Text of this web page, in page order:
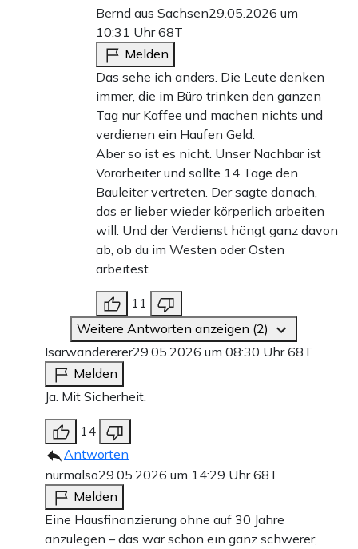
Bernd aus Sachsen29.05.2026 um
10:31 Uhr68T
Melden
Das sehe ich anders. Die Leute denken
immer, die im Büro trinken den ganzen
Tag nur Kaffee und machen nichts und
verdienen ein Haufen Geld.
Aber so ist es nicht. Unser Nachbar ist
Vorarbeiter und sollte 14 Tage den
Bauleiter vertreten. Der sagte danach,
das er lieber wieder körperlich arbeiten
will. Und der Verdienst hängt ganz davon
ab, ob du im Westen oder Osten
arbeitest
11
Weitere Antworten anzeigen (2)
Isarwandererer29.05.2026 um 08:30 Uhr68T
Melden
Ja. Mit Sicherheit.
14
Antworten
nurmalso29.05.2026 um 14:29 Uhr68T
Melden
Eine Hausfinanzierung ohne auf 30 Jahre
anzulegen – das war schon ein ganz schwerer,